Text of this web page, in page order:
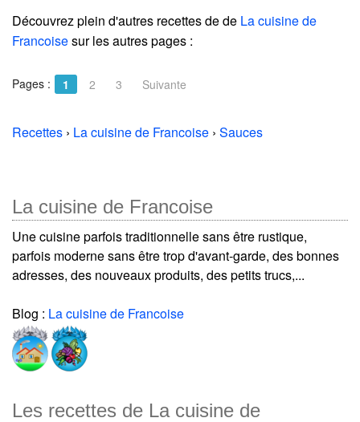
Découvrez plein d'autres recettes dede La cuisine de
Francoisesur les autres pages :
Pages : 1 2 3 Suivante
Recettes › La cuisine de Francoise › Sauces
La cuisine de Francoise
Une cuisine parfois traditionnelle sans être rustique,
parfois moderne sans être trop d'avant-garde, des bonnes
adresses, des nouveaux produits, des petits trucs,...
Blog : La cuisine de Francoise
Les recettes de La cuisine de